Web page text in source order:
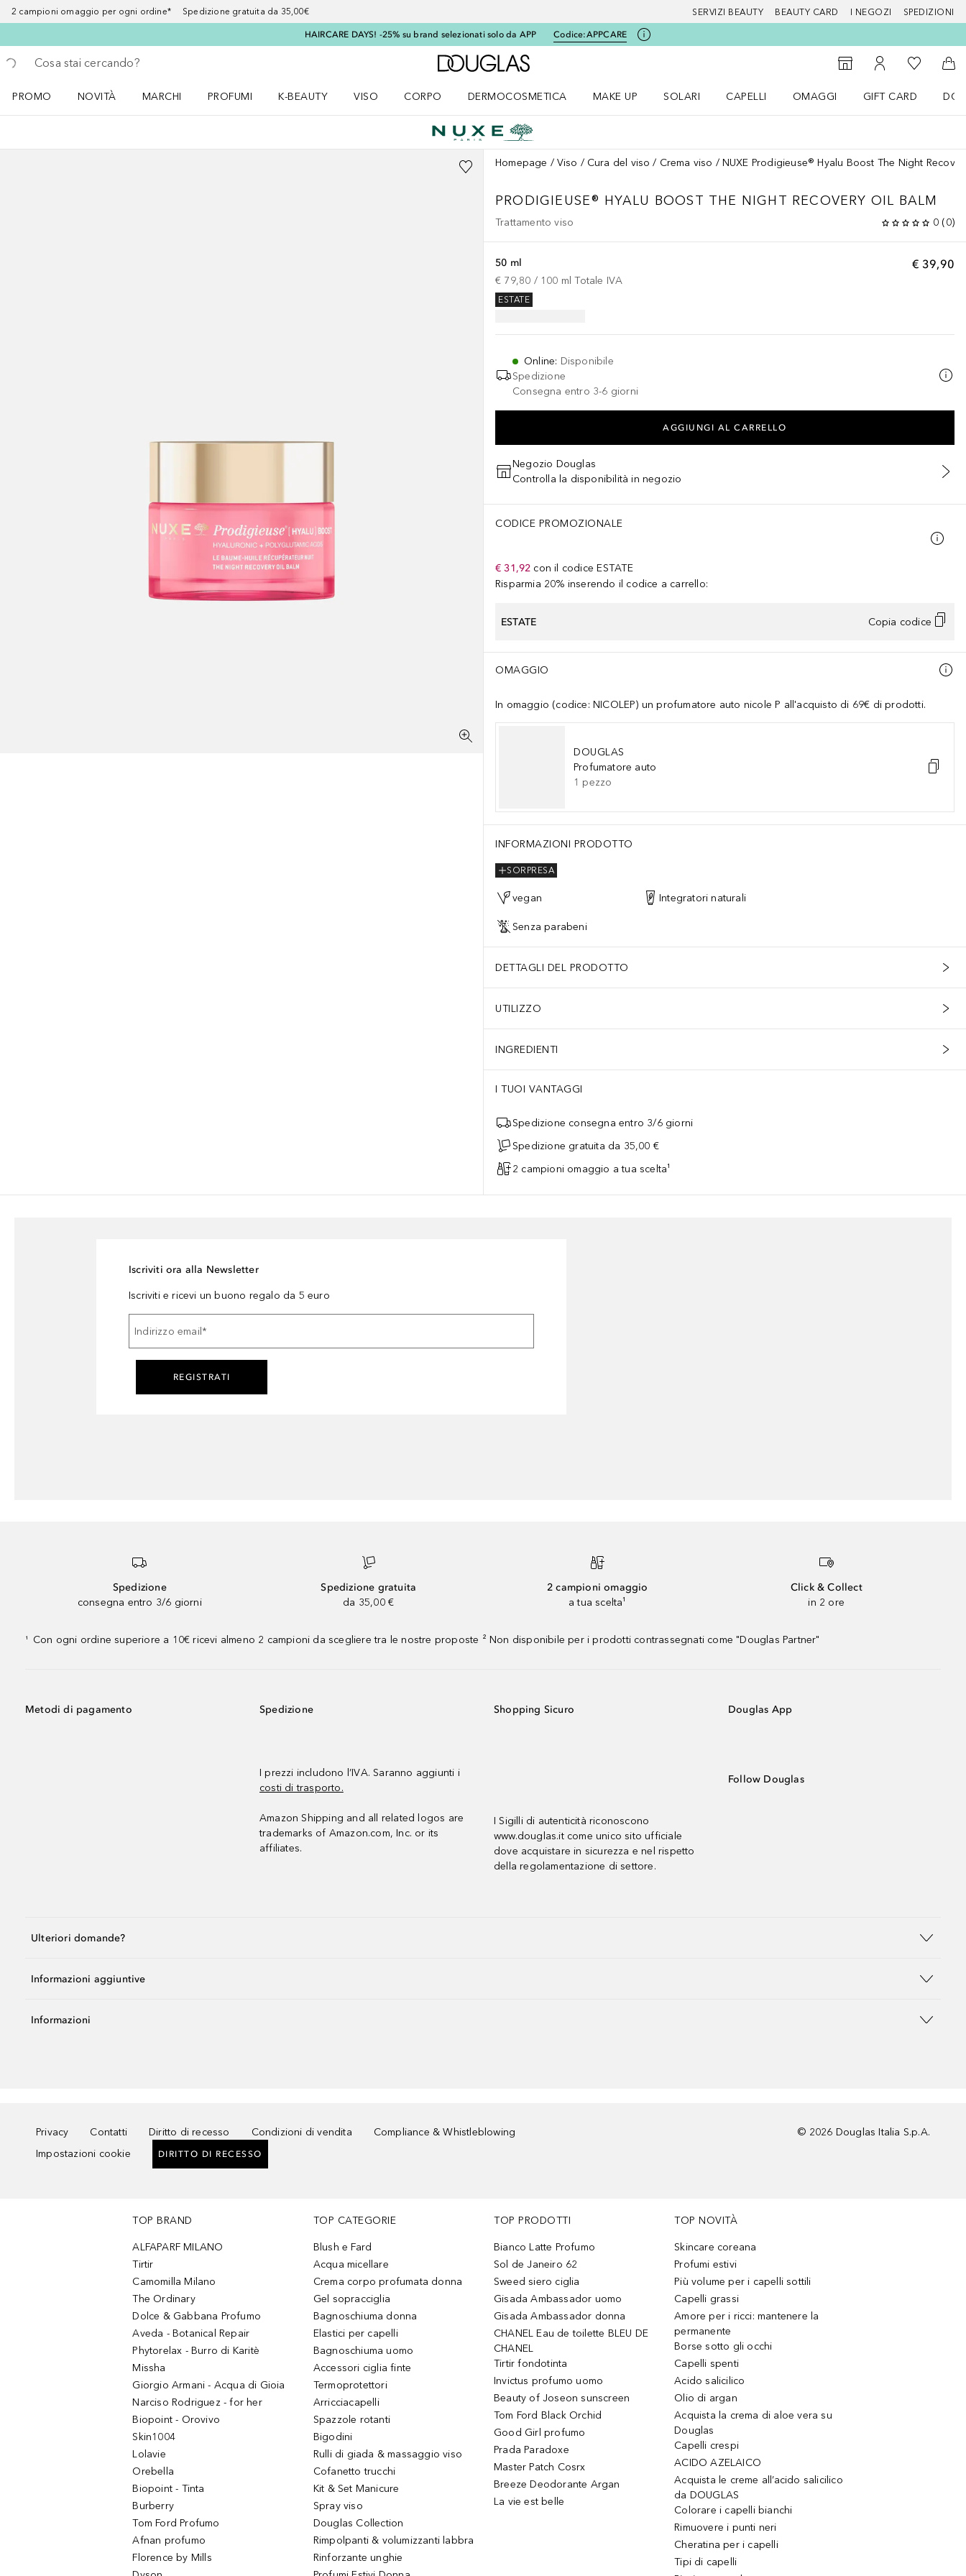
2 campioni omaggio per ogni ordine* Spedizione gratuita da 35,00€ SERVIZI BEAUTY BEAUTY CARD I NEGOZI SPEDIZIONI
HAIRCARE DAYS! -25% su brand selezionati solo da APP Codice:APPCARE
Torna indietro
Esegui ricerca
A Douglas Home
StorefinderAl Mio Account
Alla Mia
Al
PROMO
NOVITÀ
MARCHI
PROFUMI
K-BEAUTY
VISO
CORPO
DERMOCOSMETICA
MAKE UP
SOLARI
CAPELLI
OMAGGI
GIFT CARD
Homepage Viso Cura del viso Crema viso NUXE Prodigieuse® Hyalu Boost The Night
PRODIGIEUSE® HYALU BOOST THE NIGHT RECOVERY OIL BALM
Trattamento viso 0 (0)
€ 39,90
50 ml
€ 79,80 / 100 ml Totale IVA
ESTATE
Online: Disponibile
Spedizione
Consegna entro 3-6 giorni
AGGIUNGI AL CARRELLO
Negozio Douglas
Controlla la disponibilità in negozio
CODICE PROMOZIONALE
€ 31,92 con il codice ESTATE
Risparmia 20% inserendo il codice a carrello:
ESTATE Copia codice
OMAGGIO
In omaggio (codice: NICOLEP) un profumatore auto nicole P all'acquisto di 69€ di prodotti.
DOUGLAS
Profumatore auto
1 pezzo
INFORMAZIONI PRODOTTO
SORPRESA
vegan Integratori naturali
Senza parabeni
DETTAGLI DEL PRODOTTO
UTILIZZO
INGREDIENTI
I TUOI VANTAGGI
Spedizione consegna entro 3/6 giorni
Spedizione gratuita da 35,00 €
2 campioni omaggio a tua scelta¹
Iscriviti ora alla Newsletter
Iscriviti e ricevi un buono regalo da 5 euro
Indirizzo email *
REGISTRATI
Spedizione
consegna entro 3/6 giorni
Spedizione gratuita
da 35,00 €
2 campioni omaggio
a tua scelta¹
Click & Collect
in 2 ore
¹ Con ogni ordine superiore a 10€ ricevi almeno 2 campioni da scegliere tra le nostre proposte ² Non disponibile per i prodotti contrassegnati come "Douglas Partner"
Metodi di pagamento Spedizione
I prezzi includono l’IVA. Saranno aggiunti i
costi di trasporto.
Amazon Shipping and all related logos are
trademarks of Amazon.com, Inc. or its
affiliates.
Shopping Sicuro
I Sigilli di autenticità riconoscono
www.douglas.it come unico sito ufficiale
dove acquistare in sicurezza e nel rispetto
della regolamentazione di settore.
Douglas App
Follow Douglas
Ulteriori domande?
Informazioni aggiuntive
Informazioni
Privacy Contatti Diritto di recesso Condizioni di vendita
Compliance & Whistleblowing
Impostazioni cookie
DIRITTO DI RECESSO
© 2026 Douglas Italia S.p.A.
TOP BRAND
ALFAPARF MILANO
Tirtir
Camomilla Milano
The Ordinary
Dolce & Gabbana Profumo
Aveda - Botanical Repair
Phytorelax - Burro di Karitè
Missha
Giorgio Armani - Acqua di Gioia
Narciso Rodriguez - for her
Biopoint - Orovivo
Skin1004
Lolavie
Orebella
Biopoint - Tinta
Burberry
Tom Ford Profumo
Afnan profumo
Florence by Mills
TOP CATEGORIE
Blush e Fard
Acqua micellare
Crema corpo profumata donna
Gel sopracciglia
Bagnoschiuma donna
Elastici per capelli
Bagnoschiuma uomo
Accessori ciglia finte
Termoprotettori
Arricciacapelli
Spazzole rotanti
Bigodini
Rulli di giada & massaggio viso
Cofanetto trucchi
Kit & Set Manicure
Spray viso
Douglas Collection
Rimpolpanti & volumizzanti labbra
Rinforzante unghie
TOP PRODOTTI
Bianco Latte Profumo
Sol de Janeiro 62
Sweed siero ciglia
Gisada Ambassador uomo
Gisada Ambassador donna
CHANEL Eau de toilette BLEU DE
CHANEL
Tirtir fondotinta
Invictus profumo uomo
Beauty of Joseon sunscreen
Tom Ford Black Orchid
Good Girl profumo
Prada Paradoxe
Master Patch Cosrx
Breeze Deodorante Argan
La vie est belle
TOP NOVITÀ
Skincare coreana
Profumi estivi
Più volume per i capelli sottili
Capelli grassi
Amore per i ricci: mantenere la
permanente
Borse sotto gli occhi
Capelli spenti
Acido salicilico
Olio di argan
Acquista la crema di aloe vera su
Douglas
Capelli crespi
ACIDO AZELAICO
Acquista le creme all’acido salicilico
da DOUGLAS
Colorare i capelli bianchi
Rimuovere i punti neri
Cheratina per i capelli
Tipi di capelli